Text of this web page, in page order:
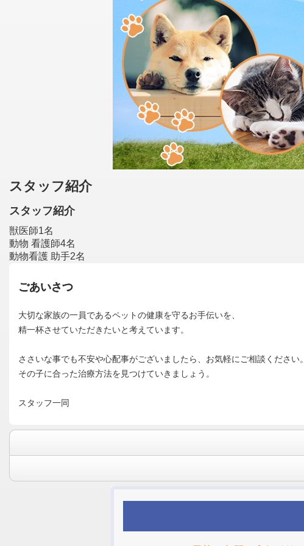
スタッフ紹介
スタッフ紹介
獣医師1名
動物 看護師4名
動物看護 助手2名
ごあいさつ
大切な家族の一員であるペットの健康を守るお手伝いを、
精一杯させていただきたいと考えています。
ささいな事でも不安や心配事がございましたら、お気軽にご相談ください。
その子に合った治療方法を見つけていきましょう。
スタッフ一同